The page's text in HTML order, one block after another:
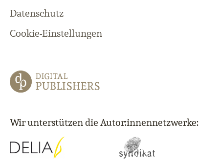
Datenschutz
Cookie-Einstellungen
Wir unterstützen die Autor:innennetzwerke: